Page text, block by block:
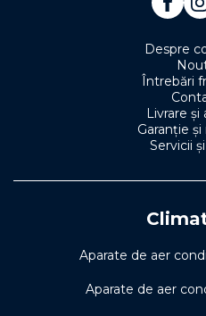
Despre
Întrebări
Livrare și
Garanție
Servicii
Aparate de aer
Aparate de aer